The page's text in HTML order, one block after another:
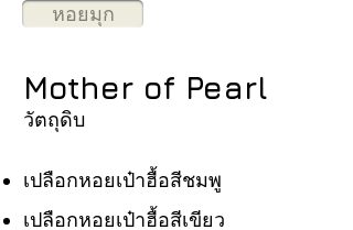
หอยมุก
Mother of Pearl
วัตถุดิบ
เปลือกหอยเป๋าฮื้อสีชมพู
เปลือกหอยเป๋าฮื้อสีเขียว